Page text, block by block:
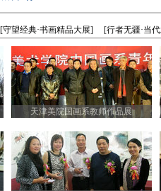
[守望经典·书画精品大展] [行者无疆·当
天津美院国画系教师作品展